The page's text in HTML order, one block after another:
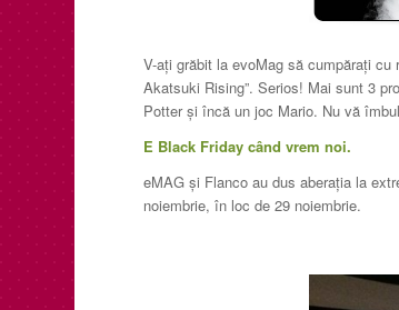
V-aţi grăbit la evoMag să cumpăraţi cu
Akatsuki Rising”. Serios! Mai sunt 3
Potter şi încă un joc Mario. Nu vă
E Black Friday când vrem noi.
eMAG şi Flanco au dus aberaţia la
noiembrie, în loc de 29 noiembrie.